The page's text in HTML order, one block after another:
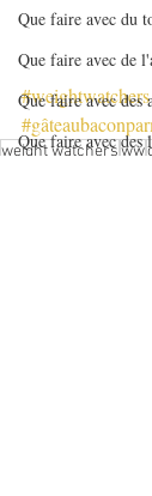
Que faire avec du
Que faire avec de
Que faire avec des
Que faire avec des
#weightwatchers
weight watchersww